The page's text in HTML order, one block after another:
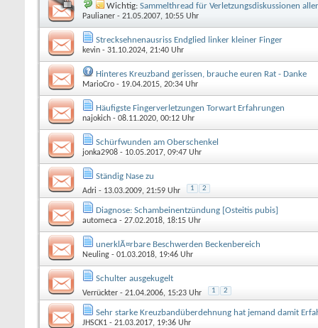
Wichtig: Sammelthread für Verletzungsdiskussionen
Paulianer - 21.05.2007, 10:55 Uhr
Strecksehnenausriss Endglied linker kleiner Finger
kevin - 31.10.2024, 21:40 Uhr
Hinteres Kreuzband gerissen, brauche euren Rat - Danke
MarioCro - 19.04.2015, 20:34 Uhr
Häufigste Fingerverletzungen Torwart Erfahrungen
najokich - 08.11.2020, 00:12 Uhr
Schürfwunden am Oberschenkel
jonka2908 - 10.05.2017, 09:47 Uhr
Ständig Nase zu
Adri - 13.03.2009, 21:59 Uhr 1 2
Diagnose: Schambeinentzündung [Osteitis pubis]
automeca - 27.02.2018, 18:15 Uhr
unerklÃ¤rbare Beschwerden Beckenbereich
Neuling - 01.03.2018, 19:46 Uhr
Schulter ausgekugelt
Verrückter - 21.04.2006, 15:23 Uhr 1 2
Sehr starke Kreuzbandüberdehnung hat jemand damit
JHSCK1 - 21.03.2017, 19:36 Uhr